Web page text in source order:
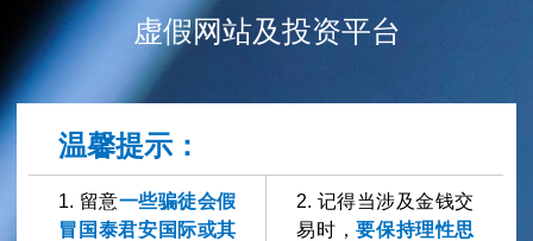
虚假网站及投资平台
温馨提示：
1. 留意一些骗徒会假
冒国泰君安国际或其
2. 记得当涉及金钱交
易时，要保持理性思